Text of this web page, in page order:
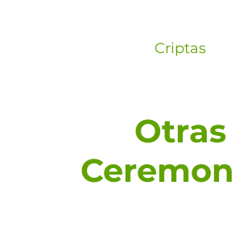
Criptas
Otras